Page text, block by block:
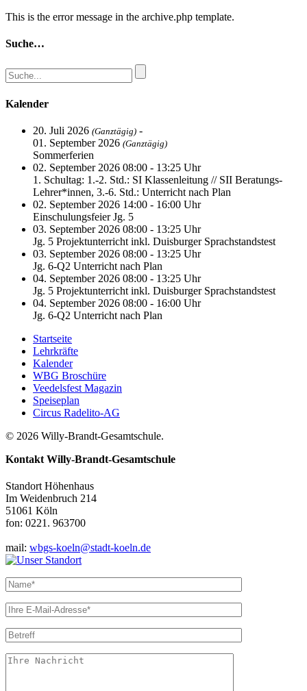
This is the error message in the archive.php template.
Suche…
Kalender
20. Juli 2026 (Ganztägig) -
01. September 2026 (Ganztägig)
Sommerferien
02. September 2026 08:00 - 13:25 Uhr
1. Schultag: 1.-2. Std.: SI Klassenleitung // SII Beratungs-
Lehrer*innen, 3.-6. Std.: Unterricht nach Plan
02. September 2026 14:00 - 16:00 Uhr
Einschulungsfeier Jg. 5
03. September 2026 08:00 - 13:25 Uhr
Jg. 5 Projektunterricht inkl. Duisburger Sprachstandstest
03. September 2026 08:00 - 13:25 Uhr
Jg. 6-Q2 Unterricht nach Plan
04. September 2026 08:00 - 13:25 Uhr
Jg. 5 Projektunterricht inkl. Duisburger Sprachstandstest
04. September 2026 08:00 - 16:00 Uhr
Jg. 6-Q2 Unterricht nach Plan
Startseite
Lehrkräfte
Kalender
WBG Broschüre
Veedelsfest Magazin
Speiseplan
Circus Radelito-AG
© 2026 Willy-Brandt-Gesamtschule.
Kontakt Willy-Brandt-Gesamtschule
Standort Höhenhaus
Im Weidenbruch 214
51061 Köln
fon: 0221. 963700
mail: wbgs-koeln@stadt-koeln.de